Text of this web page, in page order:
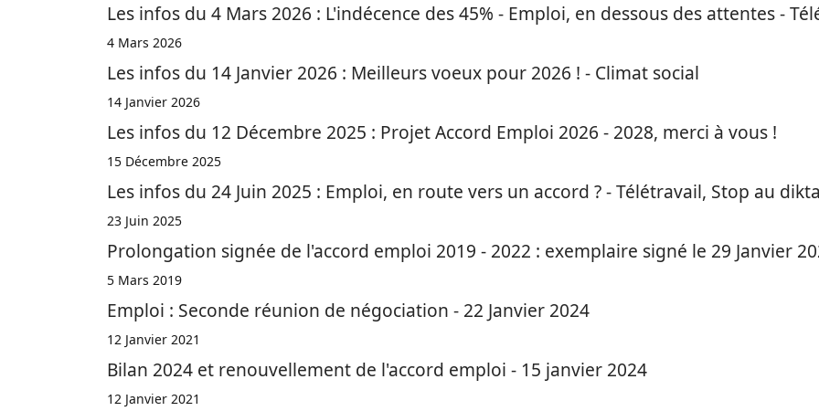
Les infos du 4 Mars 2026 : L'indécence des 45% - Emploi, en dessous des attentes -
4 Mars 2026
Les infos du 14 Janvier 2026 : Meilleurs voeux pour 2026 ! - Climat social
14 Janvier 2026
Les infos du 12 Décembre 2025 : Projet Accord Emploi 2026 - 2028, merci à vous !
15 Décembre 2025
Les infos du 24 Juin 2025 : Emploi, en route vers un accord ? - Télétravail, Stop au
23 Juin 2025
Prolongation signée de l'accord emploi 2019 - 2022 : exemplaire signé le 29 Janvier
5 Mars 2019
Emploi : Seconde réunion de négociation - 22 Janvier 2024
12 Janvier 2021
Bilan 2024 et renouvellement de l'accord emploi - 15 janvier 2024
12 Janvier 2021